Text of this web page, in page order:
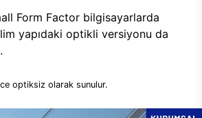
Form Factor bilgisayarlarda
yapıdaki optikli versiyonu da
optiksiz olarak sunulur.